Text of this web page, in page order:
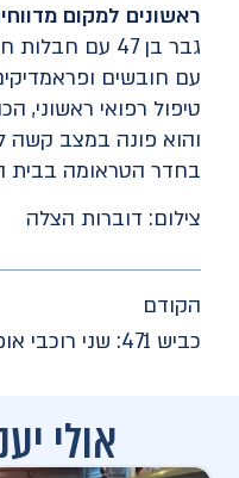
ראשונים למקום
גבר בן 47 עם
עם חובשים
טיפול רפואי ראשוני,
והוא פונה במצב קשה
בחדר הטראומה בבית
צילום: דוברות הצלה
הקודם
אולי